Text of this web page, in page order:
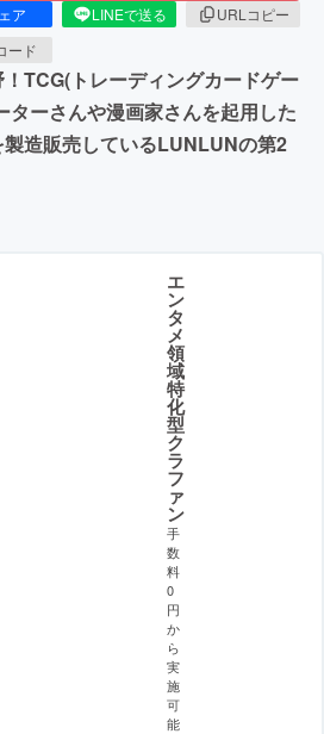
ア LINEで送る
URLコピー
ード
TCG(トレーディングカードゲー
ターさんや漫画家さんを起用した
造販売しているLUNLUNの第2
エ
ン
タ
メ
領
域
特
化
型
ク
ラ
フ
ァ
ン
手
数
料
0
円
か
ら
実
施
可
能